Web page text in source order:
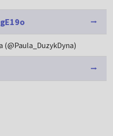
(@Paula_DuzykDyna)